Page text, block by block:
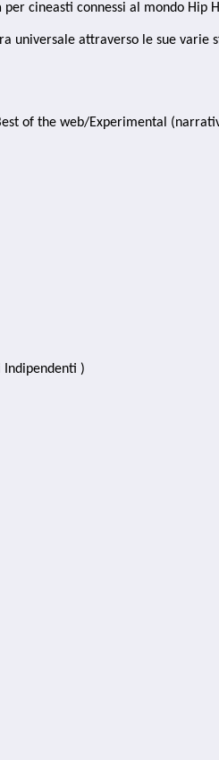
per cineasti connessi al mondo Hip
attraverso le sue
of the web/Experimental
Indipendenti )